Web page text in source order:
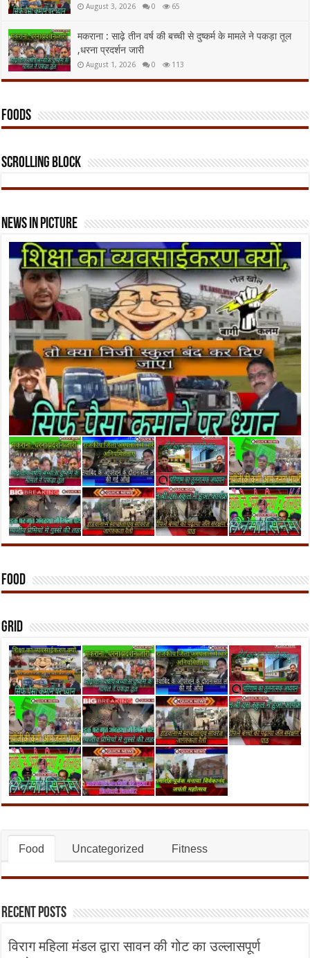
August 3, 2026 0 65
मकराना : साढ़े तीन वर्ष की बच्ची से दुष्कर्म के मामले ने पकड़ा तूल
,धरना प्रदर्शन जारी
August 1, 2026 0 113
foods
Scrolling Block
News In Picture
Food
Grid
Food Uncategorized Fitness
Recent Posts
विराग महिला मंडल द्वारा सावन की गोट का उल्लासपूर्ण